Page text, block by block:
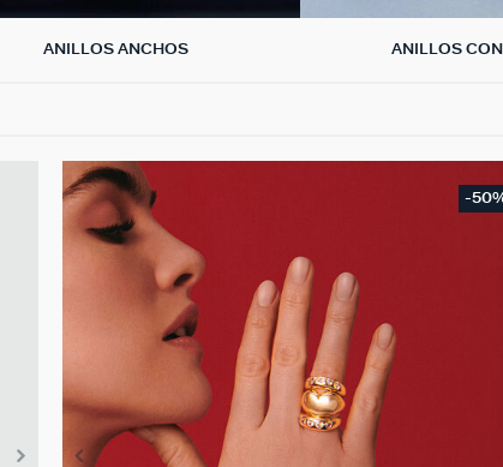
ANILLOS ANCHOS ANILLOS
-